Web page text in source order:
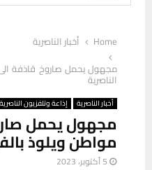
Home
أخبار الناصرية
مجهول يحمل صاروخ قاذفة
الناصرية
أخبار الناصرية إذاعة وتلفزيون الناصرية
مجهول يحمل
مواطن ويلوذ
5 أكتوبر، 2023